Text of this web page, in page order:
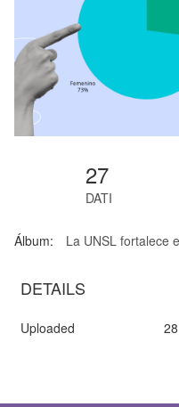
27
DATI
Álbum: La UNSL fortalece
DETAILS
Uploaded